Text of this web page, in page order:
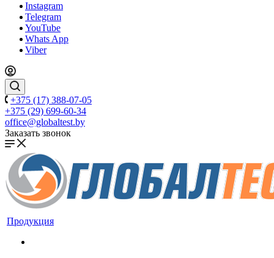
Instagram
Telegram
YouTube
Whats App
Viber
+375 (17) 388-07-05
+375 (29) 699-60-34
office@globaltest.by
Заказать звонок
Продукция